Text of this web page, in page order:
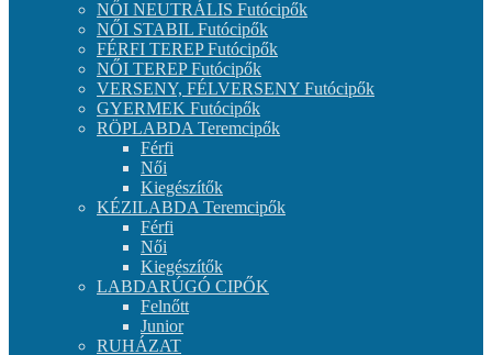
NŐI NEUTRÁLIS Futócipők
NŐI STABIL Futócipők
FÉRFI TEREP Futócipők
NŐI TEREP Futócipők
VERSENY, FÉLVERSENY Futócipők
GYERMEK Futócipők
RÖPLABDA Teremcipők
Férfi
Női
Kiegészítők
KÉZILABDA Teremcipők
Férfi
Női
Kiegészítők
LABDARÚGÓ CIPŐK
Felnőtt
Junior
RUHÁZAT